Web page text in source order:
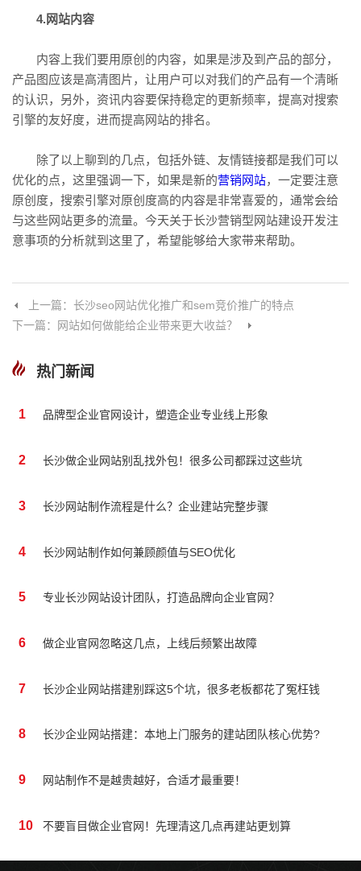
4.网站内容
内容上我们要用原创的内容，如果是涉及到产品的部分，
产品图应该是高清图片，让用户可以对我们的产品有一个清晰
的认识，另外，资讯内容要保持稳定的更新频率，提高对搜索
引擎的友好度，进而提高网站的排名。
除了以上聊到的几点，包括外链、友情链接都是我们可以
优化的点，这里强调一下，如果是新的营销网站，一定要注意
原创度，搜索引擎对原创度高的内容是非常喜爱的，通常会给
与这些网站更多的流量。今天关于长沙营销型网站建设开发注
意事项的分析就到这里了，希望能够给大家带来帮助。
上一篇：长沙seo网站优化推广和sem竞价推广的特点
下一篇：网站如何做能给企业带来更大收益？
热门新闻
1 品牌型企业官网设计，塑造企业专业线上形象
2 长沙做企业网站别乱找外包！很多公司都踩过这些坑
3 长沙网站制作流程是什么？企业建站完整步骤
4 长沙网站制作如何兼顾颜值与SEO优化
5 专业长沙网站设计团队，打造品牌向企业官网？
6 做企业官网忽略这几点，上线后频繁出故障
7 长沙企业网站搭建别踩这5个坑，很多老板都花了冤枉钱
8 长沙企业网站搭建：本地上门服务的建站团队核心优势?
9 网站制作不是越贵越好，合适才最重要！
10 不要盲目做企业官网！先理清这几点再建站更划算